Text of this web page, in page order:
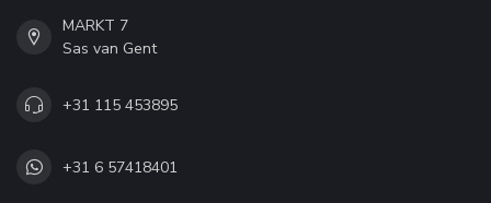
MARKT 7
Sas van Gent
+31 115 453895
+31 6 57418401